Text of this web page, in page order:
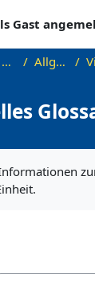
Gast
vhb-Demo Wortschatz B1 Allgemeines